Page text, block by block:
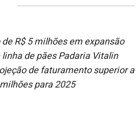
no no
R$ 5 milhões em expansão
de pãesPadaria Vitalin
defaturamentosuperior a
para 2025